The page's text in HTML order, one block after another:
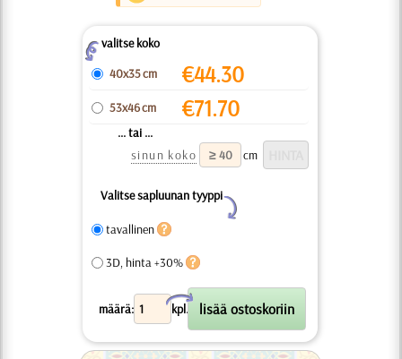
Zvalitse koko
40x35 cm
€44.30
53x46 cm €71.70
... tai ...
sinun koko
cm
Valitse sapluunan tyyppi
Y
tavallinen
3D, hinta +30%
määrä: kpl.
X